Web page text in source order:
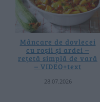
Mâncare de dovlecei
cu roșii și ardei –
rețetă simplă de vară
– VIDEO+text
28.07.2026